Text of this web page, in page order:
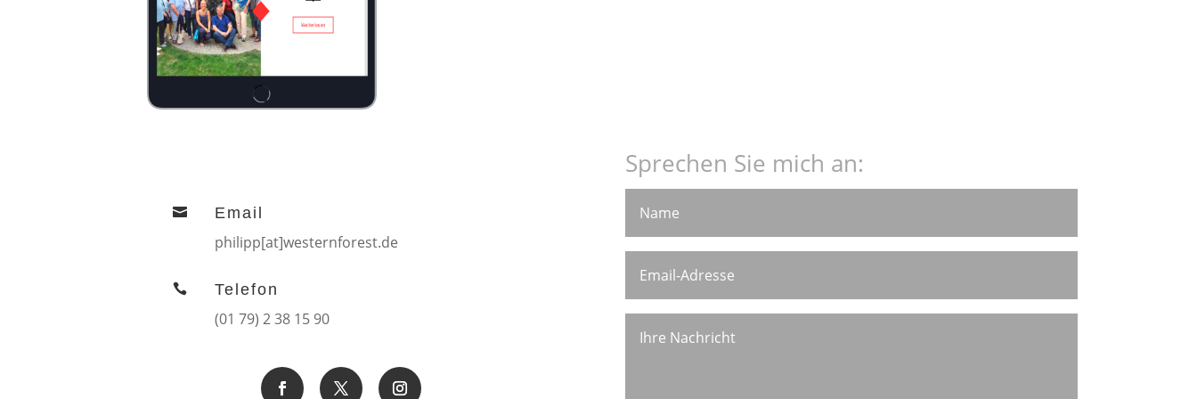
 Email
philipp[at]westernforest.de
 Telefon
(01 79) 2 38 15 90
Sprechen Sie mich an: